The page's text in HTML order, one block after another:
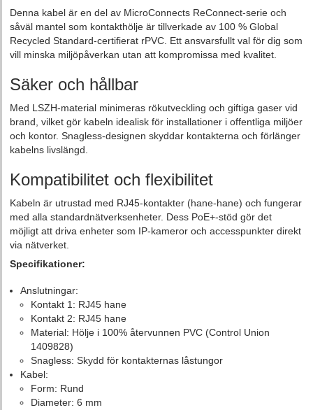
Denna kabel är en del av MicroConnects ReConnect-serie och
såväl mantel som kontakthölje är tillverkade av 100 % Global
Recycled Standard-certifierat rPVC. Ett ansvarsfullt val för dig som
vill minska miljöpåverkan utan att kompromissa med kvalitet.
Säker och hållbar
Med LSZH-material minimeras rökutveckling och giftiga gaser vid
brand, vilket gör kabeln idealisk för installationer i offentliga miljöer
och kontor. Snagless-designen skyddar kontakterna och förlänger
kabelns livslängd.
Kompatibilitet och flexibilitet
Kabeln är utrustad med RJ45-kontakter (hane-hane) och fungerar
med alla standardnätverksenheter. Dess PoE+-stöd gör det
möjligt att driva enheter som IP-kameror och accesspunkter direkt
via nätverket.
Specifikationer:
Anslutningar:
Kontakt 1: RJ45 hane
Kontakt 2: RJ45 hane
Material: Hölje i 100% återvunnen PVC (Control Union
1409828)
Snagless: Skydd för kontakternas låstungor
Kabel:
Form: Rund
Diameter: 6 mm